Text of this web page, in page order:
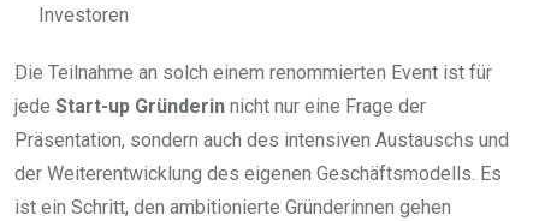
Investoren
Die Teilnahme an solch einem renommierten Event ist für
jede Start-up Gründerin nicht nur eine Frage der
Präsentation, sondern auch des intensiven Austauschs und
der Weiterentwicklung des eigenen Geschäftsmodells. Es
ist ein Schritt, den ambitionierte Gründerinnen gehen